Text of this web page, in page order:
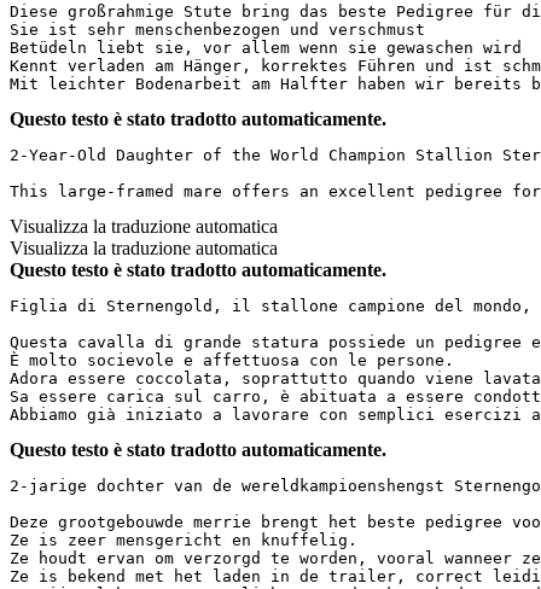
Diese großrahmige Stute bring das beste Pedigree
Sie ist sehr menschenbezogen und verschmust
Betüdeln liebt sie, vor allem wenn sie gewaschen wird
Kennt verladen am Hänger, korrektes Führen und ist
Mit leichter Bodenarbeit am Halfter haben wir bereits
Questo testo è stato tradotto automaticamente.
2-Year-Old Daughter of the World Champion Stallion
This large-framed mare offers an excellent pedigree
Visualizza la traduzione automatica
Visualizza la traduzione automatica
Questo testo è stato tradotto automaticamente.
Figlia di Sternengold, il stallone campione del
Questa cavalla di grande statura possiede un
È molto socievole e affettuosa con le persone.
Adora essere coccolata, soprattutto quando viene
Sa essere carica sul carro, è abituata a essere
Abbiamo già iniziato a lavorare con semplici
Questo testo è stato tradotto automaticamente.
2-jarige dochter van de wereldkampioenshengst
Deze grootgebouwde merrie brengt het beste
Ze is zeer mensgericht en knuffelig.
Ze houdt ervan om verzorgd te worden, vooral wanneer
Ze is bekend met het laden in de trailer, correct